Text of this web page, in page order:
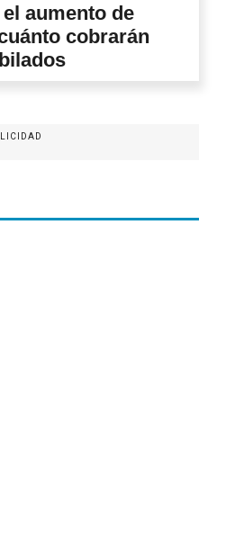
aumento de
cobrarán